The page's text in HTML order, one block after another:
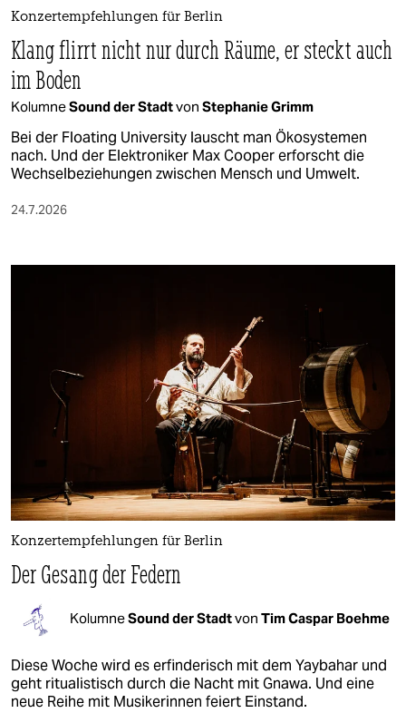
Konzertempfehlungen für Berlin
Klang flirrt nicht nur durch Räume, er steckt auch
im Boden
KolumneSound der Stadtvon Stephanie Grimm
Bei der Floating University lauscht man Ökosystemen
nach. Und der Elektroniker Max Cooper erforscht die
Wechselbeziehungen zwischen Mensch und Umwelt.
24.7.2026
Konzertempfehlungen für Berlin
Der Gesang der Federn
KolumneSound der Stadtvon Tim Caspar Boehme
Diese Woche wird es erfinderisch mit dem Yaybahar und
geht ritualistisch durch die Nacht mit Gnawa. Und eine
neue Reihe mit Musikerinnen feiert Einstand.